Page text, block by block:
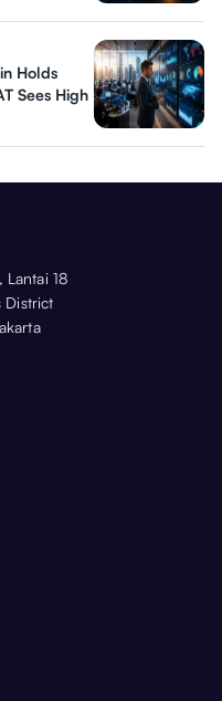
Holds
Sees High
Lantai 18
District